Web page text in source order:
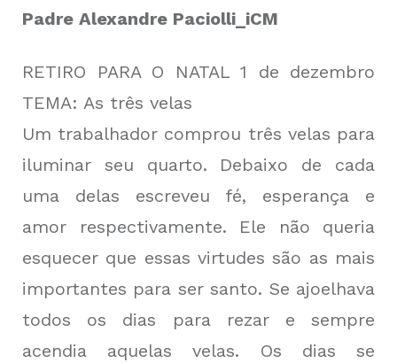
Padre Alexandre Paciolli_iCM
RETIRO PARA O NATAL 1 de dezembro
TEMA: As três velas
Um trabalhador comprou três velas para
iluminar seu quarto. Debaixo de cada
uma delas escreveu fé, esperança e
amor respectivamente. Ele não queria
esquecer que essas virtudes são as mais
importantes para ser santo. Se ajoelhava
todos os dias para rezar e sempre
acendia aquelas velas. Os dias se